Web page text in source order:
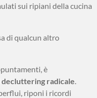
sui ripiani della cucina
di qualcun altro
è
decluttering radicale
riponi i ricordi